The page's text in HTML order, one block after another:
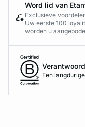
Word lid van
Exclusieve
Uw eerste 100
worden u
Een